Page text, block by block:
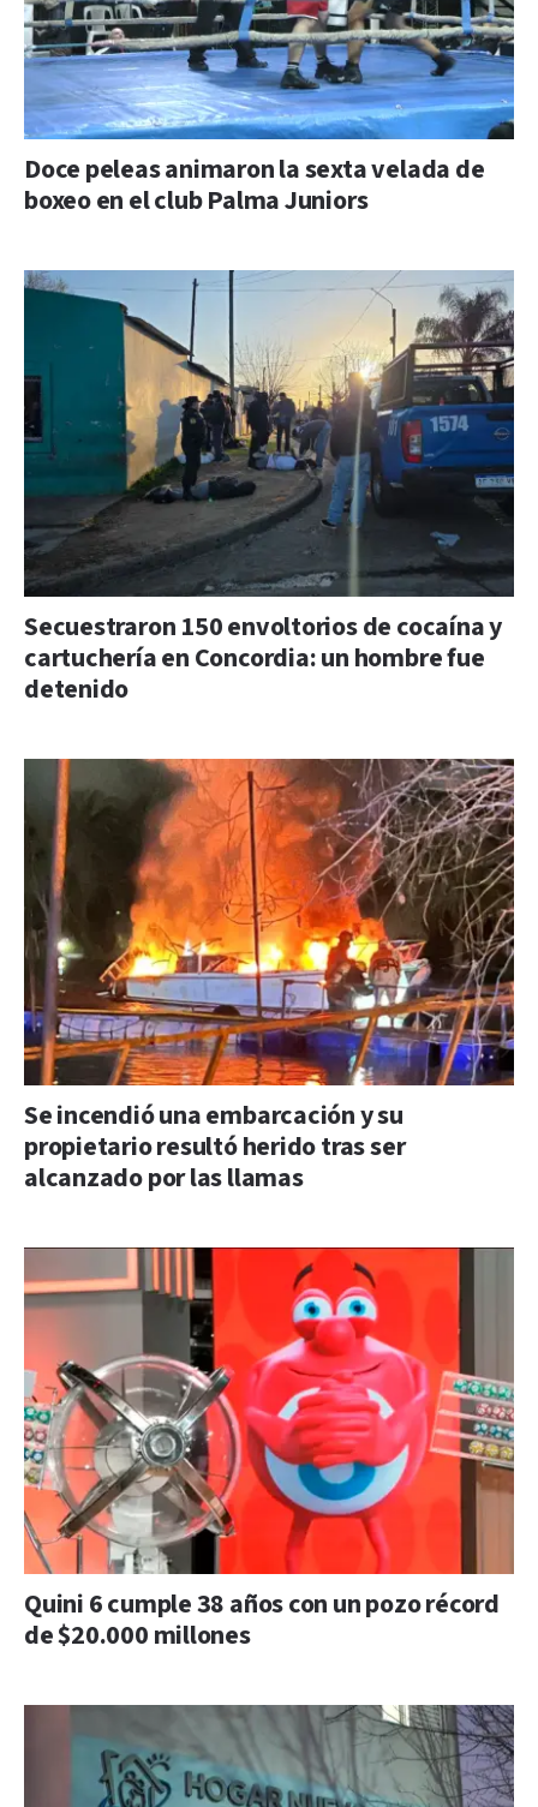
Doce peleas animaron la sexta velada de
boxeo en el club Palma Juniors
Secuestraron 150 envoltorios de cocaína y
cartuchería en Concordia: un hombre fue
detenido
Se incendió una embarcación y su
propietario resultó herido tras ser
alcanzado por las llamas
Quini 6 cumple 38 años con un pozo récord
de $20.000 millones